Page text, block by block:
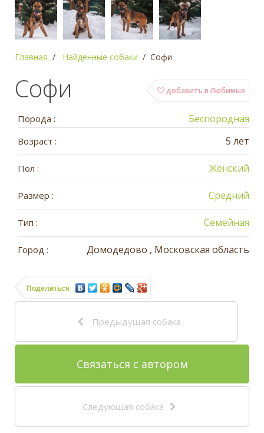
Главная Найденные собаки Софи
добавить в Любимые
Софи
Порода : Беспородная
Возраст : 5 лет
Пол : Женский
Размер : Средний
Тип : Семейная
Город : Домодедово , Московская область
Поделиться
Предыдущая собака
Связаться с автором
Следующая собака